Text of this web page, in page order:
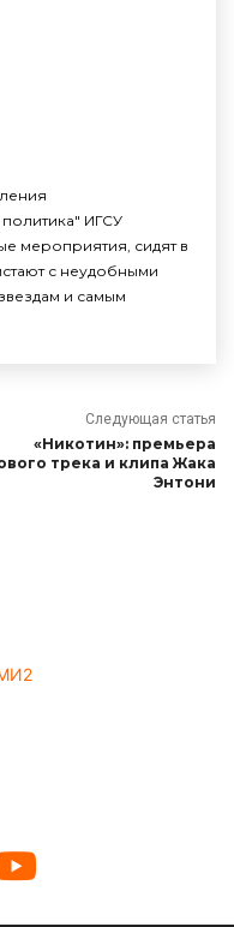
ИГСУ
мероприятия, сидят в
с неудобными
и самым
Следующая статья
«Никотин»: премьера
трека и клипа Жака
Энтони